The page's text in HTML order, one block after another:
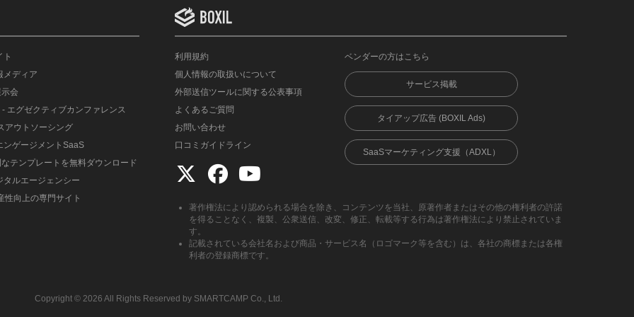
ト
メディア
会
- エグゼクティブカンファレンス
アウトソーシング
ンゲージメントSaaS
テンプレートを無料ダウンロード
ルエージェンシー
性向上の専門サイト
利用規約
個人情報の取扱いについて
外部送信ツールに関する公表事項
よくあるご質問
お問い合わせ
口コミガイドライン
ベンダーの方はこちら
サービス掲載
タイアップ広告 (BOXIL Ads)
SaaSマーケティング支援（ADXL）
著作権法により認められる場合を除き、コンテンツを当社、原著作者またはその他の権利者の許諾
を得ることなく、複製、公衆送信、改変、修正、転載等する行為は著作権法により禁止されていま
す。
記載されている会社名および商品・サービス名（ロゴマーク等を含む）は、各社の商標または各権
利者の登録商標です。
Copyright ©︎ 2026 All Rights Reserved by SMARTCAMP Co., Ltd.